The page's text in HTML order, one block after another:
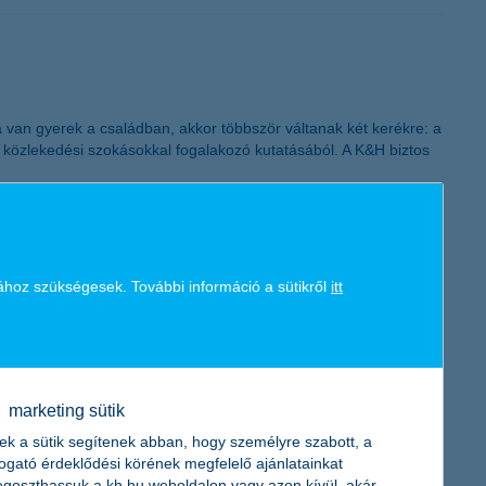
gyerek a családban, akkor többször váltanak két kerékre: a
szokásokkal fogalakozó kutatásából. A K&H biztos
járó, egyelőre kiszámíthatatlan gazdaságpolitika teszi próbára
szükségesek. További információ a sütikről itt
marketing sütik
a sütik segítenek abban, hogy személyre szabott, a
érdeklődési körének megfelelő ajánlatainkat